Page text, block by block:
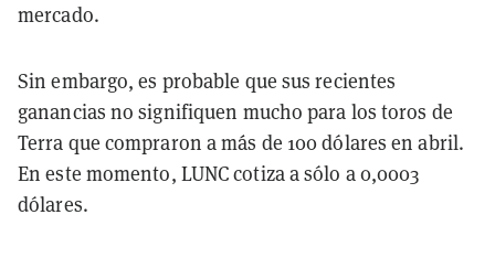
mercado.
Sin embargo, es probable que sus recientes
ganancias no signifiquen mucho para los toros de
Terra que compraron a más de 100 dólares en abril.
En este momento, LUNC cotiza a sólo a 0,0003
dólares.